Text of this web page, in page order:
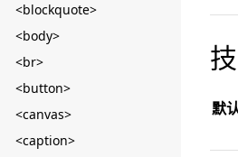
<blockquote>
<body>
<br>
<button>
<canvas>
<caption>
默